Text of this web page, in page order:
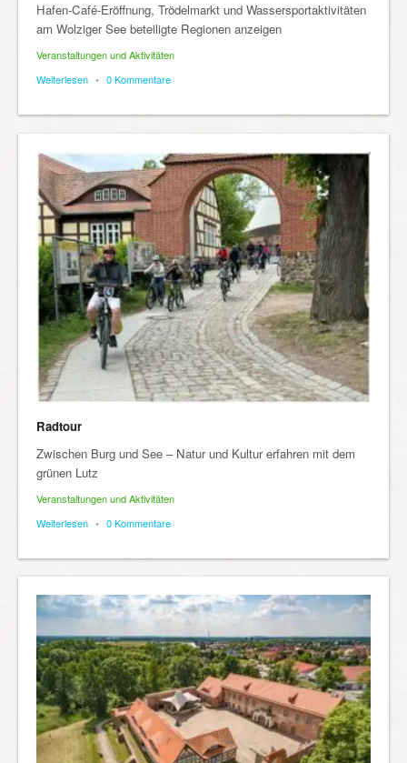
Hafen-Café-Eröffnung, Trödelmarkt und Wassersportaktivitäten
am Wolziger See beteiligte Regionen anzeigen
Veranstaltungen und Aktivitäten
Weiterlesen • 0 Kommentare
Radtour
Zwischen Burg und See – Natur und Kultur erfahren mit dem
grünen Lutz
Veranstaltungen und Aktivitäten
Weiterlesen • 0 Kommentare